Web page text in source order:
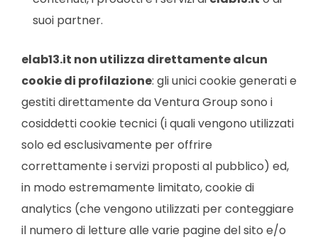
suoi partner.
elab13.it non utilizza direttamente alcun
cookie di profilazione: gli unici cookie generati e
gestiti direttamente da Ventura Group sono i
cosiddetti cookie tecnici (i quali vengono utilizzati
solo ed esclusivamente per offrire
correttamente i servizi proposti al pubblico) ed,
in modo estremamente limitato, cookie di
analytics (che vengono utilizzati per conteggiare
il numero di letture alle varie pagine del sito e/o